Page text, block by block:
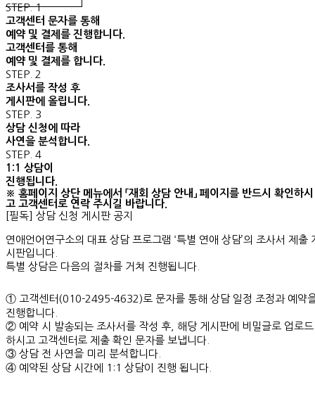
STEP. 1
고객센터 문자를 통해
예약 및 결제를 진행합니다.
고객센터를 통해
예약 및 결제를 합니다.
STEP. 2
조사서를 작성 후
게시판에 올립니다.
STEP. 3
상담 신청에 따라
사연을 분석합니다.
STEP. 4
1:1 상담이
진행됩니다.
※ 홈페이지 상단 메뉴에서 「재회 상담 안내」 페이지를 반드시 확인하시
고 고객센터로 연락 주시길 바랍니다.
[필독] 상담 신청 게시판 공지
연애언어연구소의 대표 상담 프로그램 ‘특별 연애 상담’의 조사서 제출
시판입니다.
특별 상담은 다음의 절차를 거쳐 진행됩니다.
① 고객센터(010-2495-4632)로 문자를 통해 상담 일정 조정과 예약
진행합니다.
② 예약 시 발송되는 조사서를 작성 후, 해당 게시판에 비밀글로 업로드
하시고 고객센터로 제출 확인 문자를 보냅니다.
③ 상담 전 사연을 미리 분석합니다.
④ 예약된 상담 시간에 1:1 상담이 진행 됩니다.